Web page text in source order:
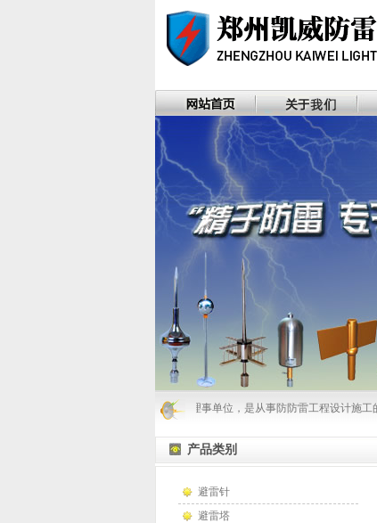
河南省防雷协会理事
郑州凯威防雷是河南省防雷协会理事单位，是从事防防雷工程设计施工的
产品类别
避雷针
避雷塔